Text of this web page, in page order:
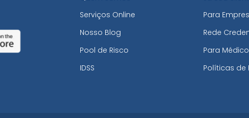
Serviços Online
Nosso Blog
Pool de Risco
IDSS
Para
Rede
Para
Políticas de